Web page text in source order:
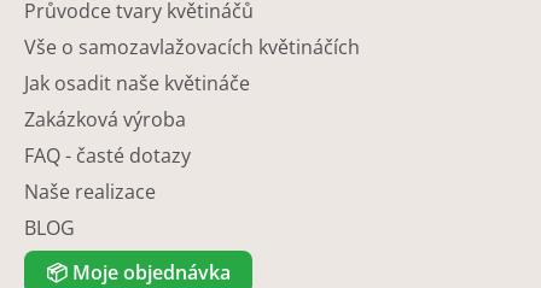
Průvodce tvary květináčů
Vše o samozavlažovacích květináčích
Jak osadit naše květináče
Zakázková výroba
FAQ - časté dotazy
Naše realizace
BLOG
📦 Moje objednávka